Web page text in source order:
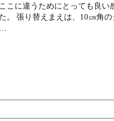
ここに違うためにとっても良い
た。 張り替えまえは、10㎝角
…